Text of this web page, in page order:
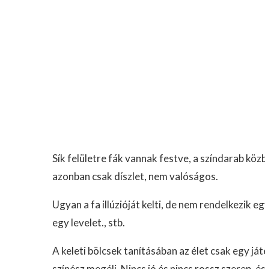
Sík felületre fák vannak festve, a színdarab
azonban csak díszlet, nem valóságos.
Ugyan a fa illúzióját kelti, de nem rendelkezik
egy levelet., stb.
A keleti bölcsek tanításában az élet csak egy